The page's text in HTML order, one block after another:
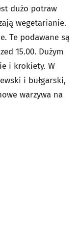
dużo potraw
wegetarianie.
Te podawane są
15.00. Dużym
i krokiety. W
i bułgarski,
warzywa na